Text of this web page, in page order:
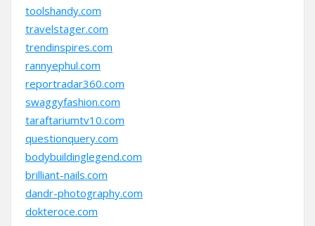
toolshandy.com
travelstager.com
trendinspires.com
rannyephul.com
reportradar360.com
swaggyfashion.com
taraftariumtv10.com
questionquery.com
bodybuildinglegend.com
brilliant-nails.com
dandr-photography.com
dokteroce.com